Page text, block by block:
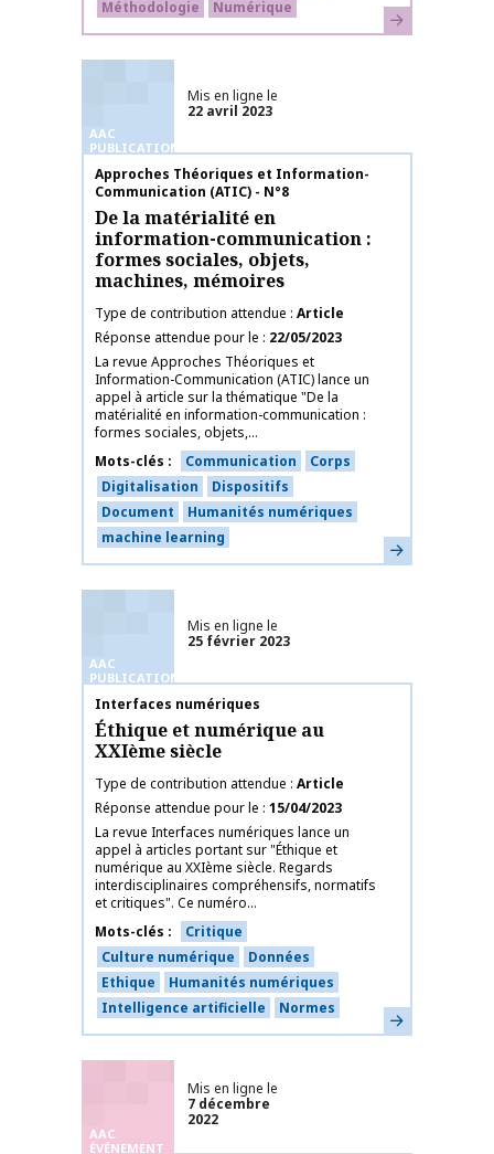
Méthodologie
Numérique En savoir plus
AAC
PUBLICATIONS
Mis en ligne le
22 avril 2023
Nom de la publication
Approches Théoriques et Information-
Communication (ATIC) - N°8
De la matérialité en
information-communication :
formes sociales, objets,
machines, mémoires
Type de contribution attendue Article
Réponse attendue pour le
22/05/2023
La revue Approches Théoriques et
Information-Communication (ATIC) lance un
appel à article sur la thématique "De la
matérialité en information-communication :
formes sociales, objets,...
Mots-clés
Communication
Corps
Digitalisation
Dispositifs
Document
Humanités numériques
machine learning
En savoir plus
AAC
PUBLICATIONS
Mis en ligne le
25 février 2023
Nom de la publication
Interfaces numériques
Éthique et numérique au
XXIème siècle
Type de contribution attendue Article
Réponse attendue pour le 15/04/2023
La revue Interfaces numériques lance un
appel à articles portant sur "Éthique et
numérique au XXIème siècle. Regards
interdisciplinaires compréhensifs, normatifs
et critiques". Ce numéro...
Mots-clés
Critique
Culture numérique
Données
Ethique
Humanités numériques
Intelligence artificielle
Normes En savoir plus
AAC
ÉVÉNEMENT
Mis en ligne le
7 décembre
2022